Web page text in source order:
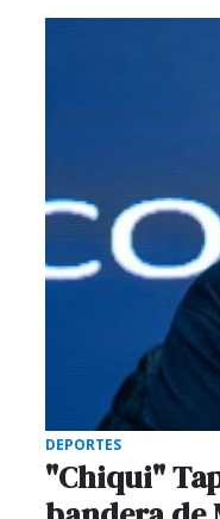
DEPORTES
"Chiqui"